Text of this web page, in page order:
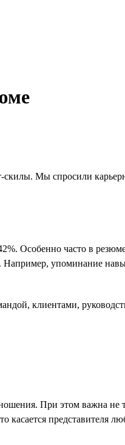
скилы. Мы спросили
Особенно часто в
упоминание
клиентами,
При этом важна не
представителя